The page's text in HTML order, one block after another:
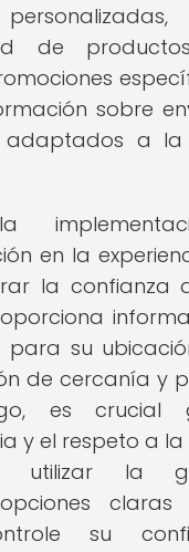
de
sobre
a la
en la
la confianza
para su
de cercanía y
es crucial
y el respeto a
utilizar la
su